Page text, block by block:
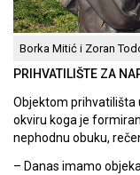
Borka Mitić i Zoran
PRIHVATILIŠTE ZA
Objektom prihvatilišta
okviru koga je
nephodnu obuku,
– Danas imamo